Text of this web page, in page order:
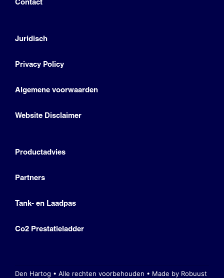
Juridisch
Privacy Policy
Algemene voorwaarden
Website Disclaimer
Productadvies
Partners
Tank- en Laadpas
Co2 Prestatieladder
Den Hartog • Alle rechten voorbehouden • Made by Robuust